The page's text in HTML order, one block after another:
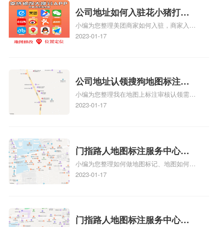
位置，增加商户被发现的机会。方便客户导
航：地图标注可以帮助客户更容易地找到商
户的实际位置。特别是对于新客户或不熟悉
该地区的客户来说，地图标注可以提供明确
图标注服务中心面的存在。对于一些客户来
说，实体指路人地
公司地址如何入驻花小猪打车
地图标记？指路人地图标注服
务中心铺如何入驻花小猪打车
小编为您整理美团商家如何入驻，商家入驻
教程、商家如何入驻地图、如何入驻地:、
2023-01-17
公司地址认领搜狗地图标注多
久审核？公司地址认领地图标
注多久审核？
小编为您整理我在地图上标注审核认领需要
多久、我在地图上标注审核认领需要多久
情可查看下方正文！
2023-01-17
门指路人地图标注服务中心如
何做花小猪打车地图位置标
记？门指路人地图标注服务中
小编为您整理如何做地图标记、地图如何做
标记、so搜街景中如何做标记、360e启花贷
关地图标注知识，详情可查看下方正文！
2023-01-17
门指路人地图标注服务中心地